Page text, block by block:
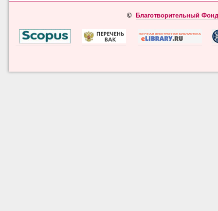
© Благотворительный